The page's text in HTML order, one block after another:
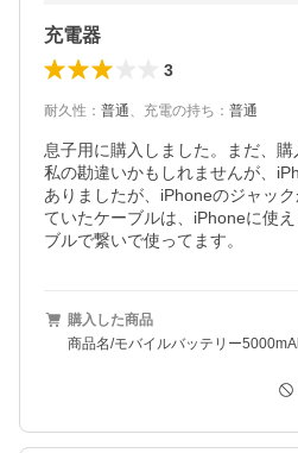
充電器
3
耐久性 ： 普通、 充電の持ち ： 普通
息子用に購入しました。まだ、購
私の勘違いかもしれませんが、
ありましたが、iPhoneのジャッ
ていたケーブルは、iPhoneに使
ブルで繋いで使ってます。
購入した商品
商品名/モバイルバッテリー